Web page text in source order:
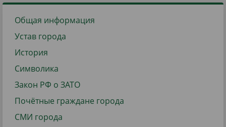
Общая информация
Устав города
История
Символика
Закон РФ о ЗАТО
Почётные граждане города
СМИ города